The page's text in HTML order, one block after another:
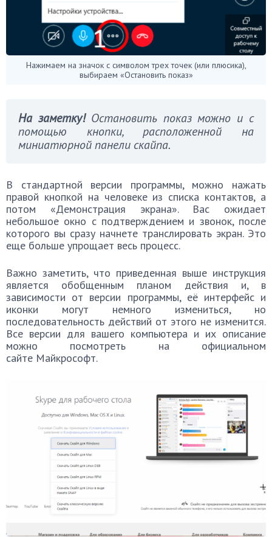
Нажимаем на значок с символом трех точек (или плюсика),
выбираем «Остановить показ»
На заметку! Остановить показ можно и с
помощью кнопки, расположенной на
миниатюрной панели скайпа.
В стандартной версии программы, можно нажать
правой кнопкой на человеке из списка контактов, а
потом «Демонстрация экрана». Вас ожидает
небольшое окно с подтверждением и звонок, после
которого вы сразу начнете транслировать экран. Это
еще больше упрощает весь процесс.
Важно заметить, что приведенная выше инструкция
является обобщенным планом действия и, в
зависимости от версии программы, её интерфейс и
иконки могут немного измениться, но
последовательность действий от этого не изменится.
Все версии для вашего компьютера и их описание
можно посмотреть на официальном
сайте Майкрософт.